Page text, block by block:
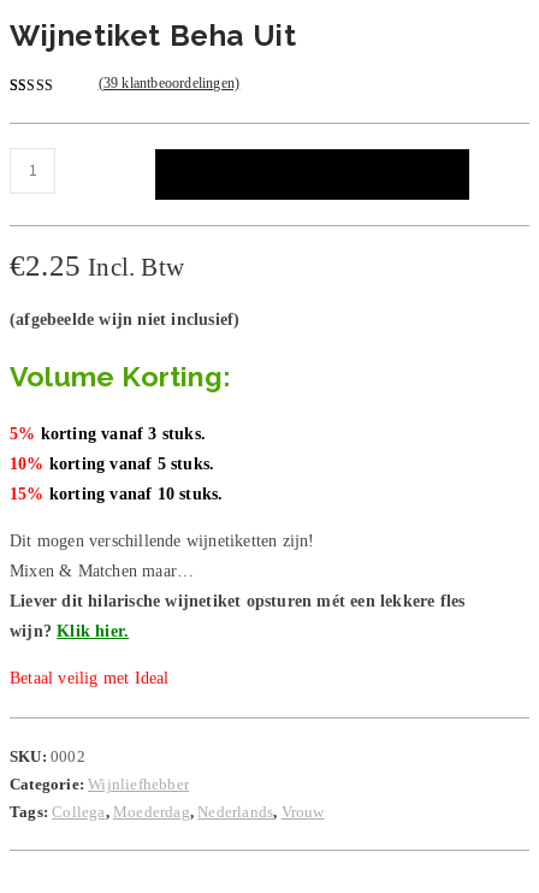
Wijnetiket Beha Uit
gebaseerd
klant
waarderingen
(39 klantbeoordelingen)
Wijnetiket
Beha
Uit
€2.25 Incl. Btw
(afgebeelde wijn niet inclusief)
Volume Korting:
5% korting vanaf 3 stuks.
10% korting vanaf 5 stuks.
15% korting vanaf 10 stuks.
Dit mogen verschillende wijnetiketten zijn!
Mixen & Matchen maar…
Liever dit hilarische wijnetiket opsturen mét een lekkere fles
wijn? Klik hier.
Betaal veilig met Ideal
SKU: 0002
Categorie:Wijnliefhebber
Tags:Collega, Moederdag, Nederlands, Vrouw